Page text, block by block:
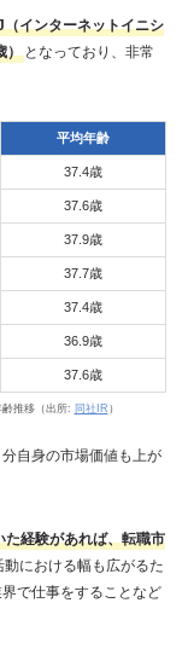
インターネットイニシ
となっており、非常
平均年齢
37.4歳
37.6歳
37.9歳
37.7歳
37.4歳
36.9歳
37.6歳
推移（出所: 同社IR ）
自身の市場価値も上が
た経験があれば、転職市
動における幅も広がるた
で仕事をすることなど